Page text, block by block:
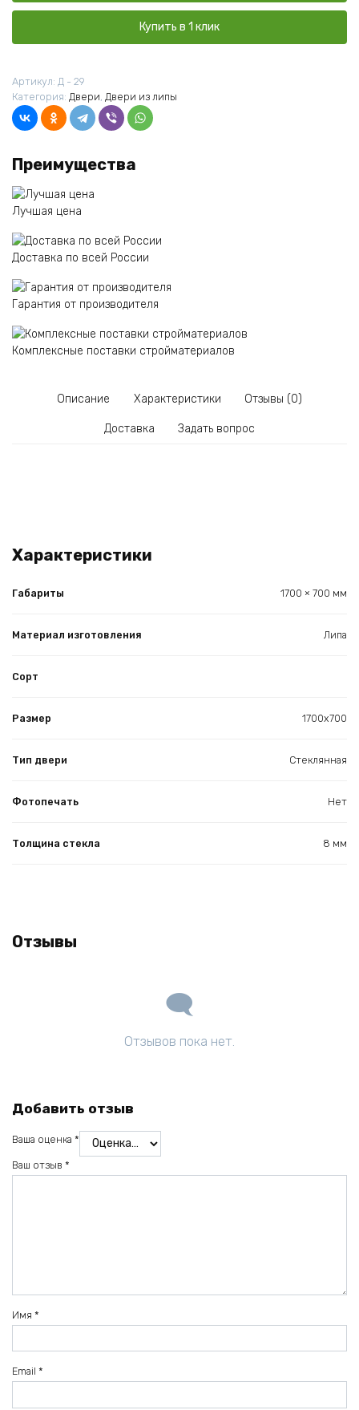
Факел
липа
Сорт
Купить в 1 клик
Артикул: Д - 29
Категория: Двери Двери из липы
Преимущества
Лучшая цена
Доставка по всей России
Гарантия от производителя
Комплексные поставки стройматериалов
Описание Характеристики Отзывы (0)
Доставка Задать вопрос
Характеристики
Габариты 1700 × 700 мм
Материал изготовления Липа
Сорт
Размер 1700х700
Тип двери Стеклянная
Фотопечать Нет
Толщина стекла 8 мм
Отзывы
Отзывов пока нет.
Добавить отзыв
Ваша оценка *
Ваш отзыв *
Имя *
Email *